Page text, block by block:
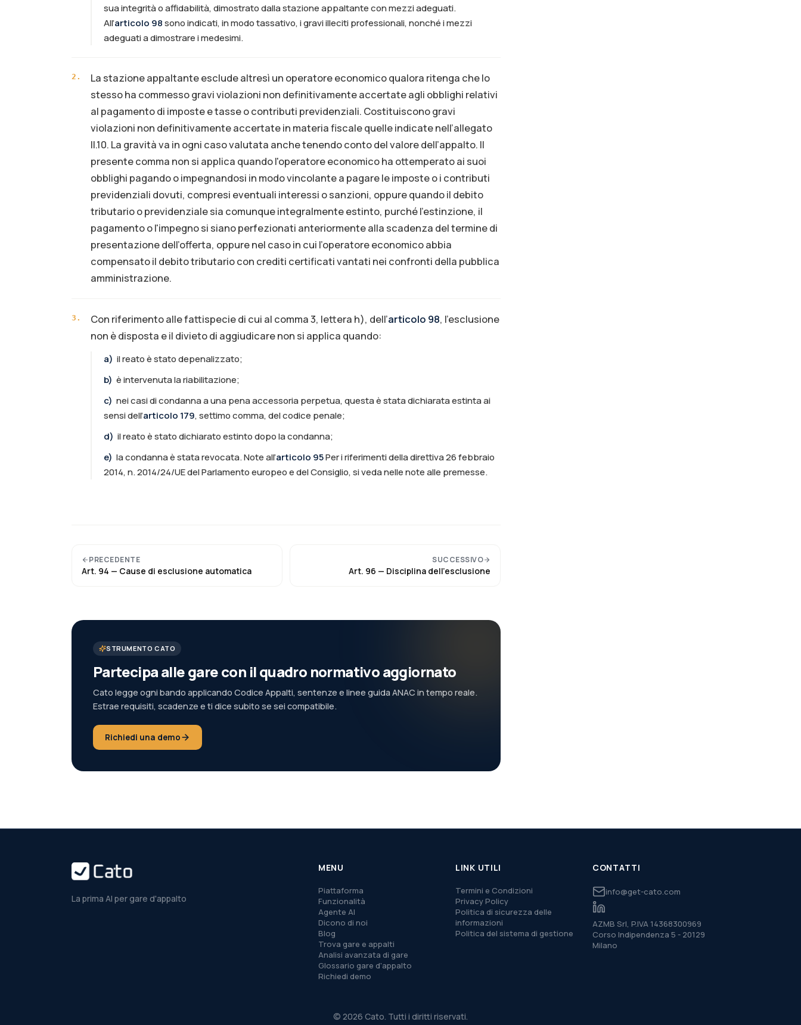
sua integrità o affidabilità, dimostrato dalla stazione appaltante con mezzi adeguati.
All’articolo 98sono indicati, in modo tassativo, i gravi illeciti professionali, nonché i mezzi
adeguati a dimostrare i medesimi.
2 .
La stazione appaltante esclude altresì un operatore economico qualora ritenga che lo
stesso ha commesso gravi violazioni non definitivamente accertate agli obblighi relativi
al pagamento di imposte e tasse o contributi previdenziali. Costituiscono gravi
violazioni non definitivamente accertate in materia fiscale quelle indicate nell’allegato
II.10. La gravità va in ogni caso valutata anche tenendo conto del valore dell’appalto. Il
presente comma non si applica quando l'operatore economico ha ottemperato ai suoi
obblighi pagando o impegnandosi in modo vincolante a pagare le imposte o i contributi
previdenziali dovuti, compresi eventuali interessi o sanzioni, oppure quando il debito
tributario o previdenziale sia comunque integralmente estinto, purché l'estinzione, il
pagamento o l'impegno si siano perfezionati anteriormente alla scadenza del termine di
presentazione dell’offerta, oppure nel caso in cui l’operatore economico abbia
compensato il debito tributario con crediti certificati vantati nei confronti della pubblica
amministrazione.
3 . Con riferimento alle fattispecie di cui al comma 3, lettera h), dell’articolo 98, l’esclusione
non è disposta e il divieto di aggiudicare non si applica quando:
a) il reato è stato depenalizzato;
b) è intervenuta la riabilitazione;
c) nei casi di condanna a una pena accessoria perpetua, questa è stata dichiarata estinta ai
sensi dell’articolo 179, settimo comma, del codice penale;
d) il reato è stato dichiarato estinto dopo la condanna;
e) la condanna è stata revocata. Note all’articolo 95Per i riferimenti della direttiva 26 febbraio
2014, n. 2014/24/UE del Parlamento europeo e del Consiglio, si veda nelle note alle premesse.
PRECEDENTE
Art. 94 — Cause di esclusione automatica
SUCCESSIVO
Art. 96 — Disciplina dell’esclusione
STRUMENTO CATO
Partecipa alle gare con il quadro normativo aggiornato
Cato legge ogni bando applicando Codice Appalti, sentenze e linee guida ANAC in tempo reale.
Estrae requisiti, scadenze e ti dice subito se sei compatibile.
Richiedi una demo
La prima AI per gare d'appalto
MENU
Piattaforma
Funzionalità
Agente AI
Dicono di noi
Blog
Trova gare e appalti
Analisi avanzata di gare
Glossario gare d'appalto
Richiedi demo
LINK UTILI
Termini e Condizioni
Privacy Policy
Politica di sicurezza delle
informazioni
Politica del sistema di gestione
CONTATTI
info@get-cato.com
AZMB Srl, P.IVA 14368300969
Corso Indipendenza 5 - 20129
Milano
© 2026 Cato. Tutti i diritti riservati.